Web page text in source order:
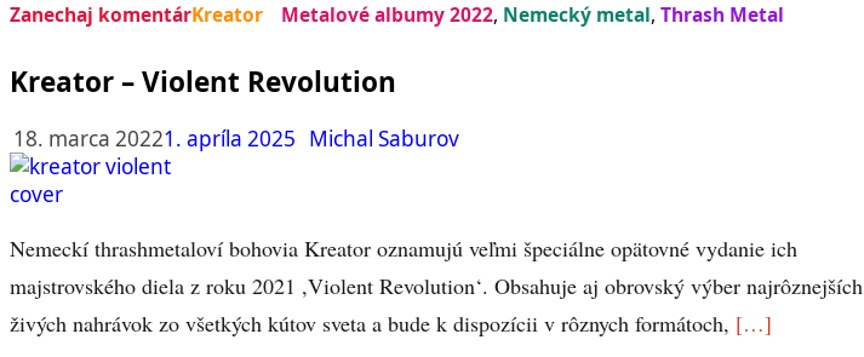
Zanechaj komentárKreator Metalové albumy 2022, Nemecký metal, Thrash Metal
Kreator – Violent Revolution
18. marca 20221. apríla 2025 Michal Saburov
Nemeckí thrashmetaloví bohovia Kreator oznamujú veľmi špeciálne opätovné vydanie ich
majstrovského diela z roku 2021 ,Violent Revolution‘. Obsahuje aj obrovský výber najrôznejších
živých nahrávok zo všetkých kútov sveta a bude k dispozícii v rôznych formátoch, […]